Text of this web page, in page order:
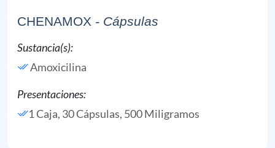
CHENAMOX - Cápsulas
Sustancia(s):
Amoxicilina
Presentaciones:
1 Caja, 30 Cápsulas, 500 Miligramos